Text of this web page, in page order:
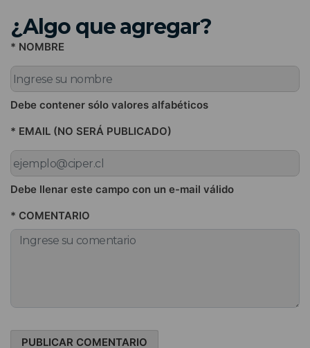
¿Algo que agregar?
* NOMBRE
Debe contener sólo valores alfabéticos
* EMAIL (NO SERÁ PUBLICADO)
Debe llenar este campo con un e-mail válido
* COMENTARIO